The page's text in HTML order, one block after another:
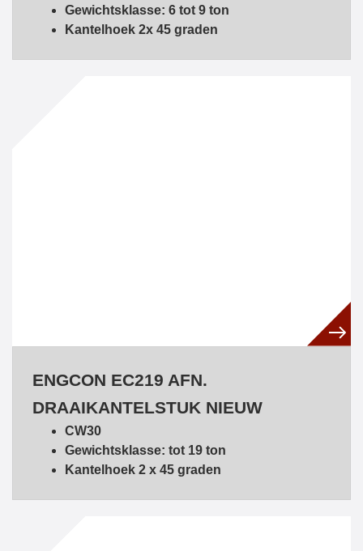
Gewichtsklasse: 6 tot 9 ton
Kantelhoek 2x 45 graden
ENGCON EC219 AFN.
DRAAIKANTELSTUK NIEUW
CW30
Gewichtsklasse: tot 19 ton
Kantelhoek 2 x 45 graden